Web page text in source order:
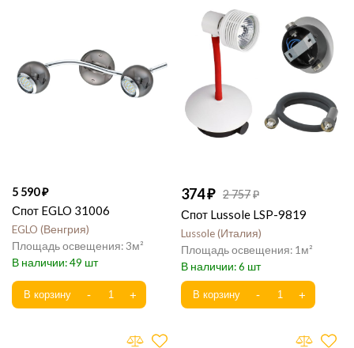
5 590
Спот EGLO 31006
EGLO Венгрия
3
49
374 2 757
Спот Lussole LSP-9819
Lussole Италия
1
6